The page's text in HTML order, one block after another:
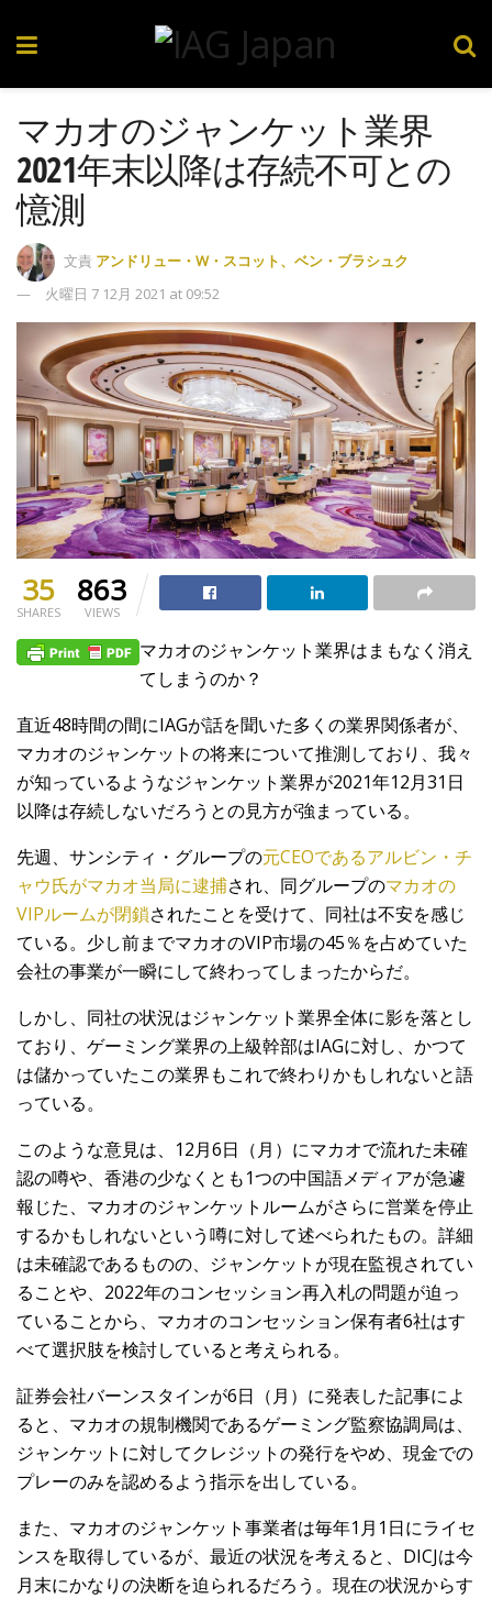
マカオのジャンケット業界
2021年末以降は存続不可との
憶測
文責 アンドリュー・W・スコット、ベン・ブラシュク
火曜日 7 12月 2021 at 09:52
35
SHARES
863
VIEWS
マカオのジャンケット業界はまもなく消え
てしまうのか？
直近48時間の間にIAGが話を聞いた多くの業界関係者が、
マカオのジャンケットの将来について推測しており、我々
が知っているようなジャンケット業界が2021年12月31日
以降は存続しないだろうとの見方が強まっている。
先週、サンシティ・グループの元CEOであるアルビン・チ
ャウ氏がマカオ当局に逮捕され、同グループのマカオの
VIPルームが閉鎖されたことを受けて、同社は不安を感じ
ている。少し前までマカオのVIP市場の45％を占めていた
会社の事業が一瞬にして終わってしまったからだ。
しかし、同社の状況はジャンケット業界全体に影を落とし
ており、ゲーミング業界の上級幹部はIAGに対し、かつて
は儲かっていたこの業界もこれで終わりかもしれないと語
っている。
このような意見は、12月6日（月）にマカオで流れた未確
認の噂や、香港の少なくとも1つの中国語メディアが急遽
報じた、マカオのジャンケットルームがさらに営業を停止
するかもしれないという噂に対して述べられたもの。詳細
は未確認であるものの、ジャンケットが現在監視されてい
ることや、2022年のコンセッション再入札の問題が迫っ
ていることから、マカオのコンセッション保有者6社はす
べて選択肢を検討していると考えられる。
証券会社バーンスタインが6日（月）に発表した記事によ
ると、マカオの規制機関であるゲーミング監察協調局は、
ジャンケットに対してクレジットの発行をやめ、現金での
プレーのみを認めるよう指示を出している。
また、マカオのジャンケット事業者は毎年1月1日にライセ
ンスを取得しているが、最近の状況を考えると、DICJは今
月末にかなりの決断を迫られるだろう。現在の状況からす